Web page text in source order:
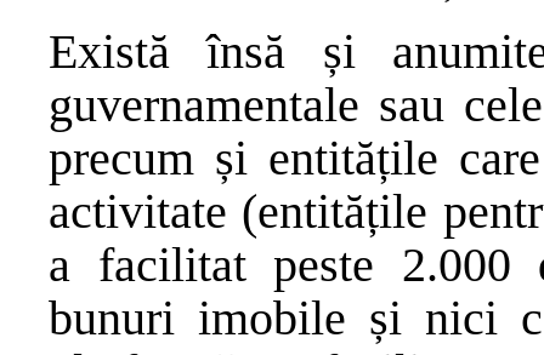
Există însă și
guvernamentale sau
precum și entitățile
activitate (entitățile
a facilitat peste 2.000
bunuri imobile și nici